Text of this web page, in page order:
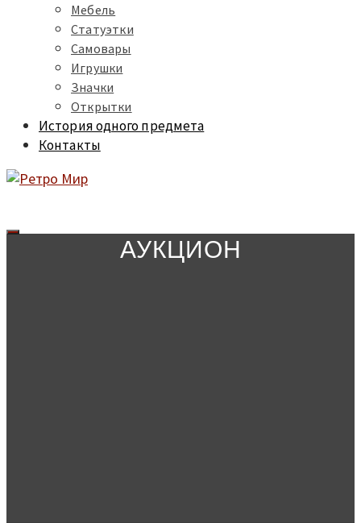
Мебель
Статуэтки
Самовары
Игрушки
Значки
Открытки
История одного предмета
Контакты
АУКЦИОН